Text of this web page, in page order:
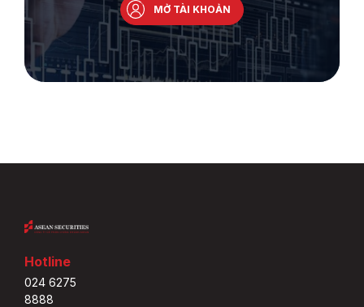
MỞ TÀI KHOẢN
Hotline
024 6275
8888